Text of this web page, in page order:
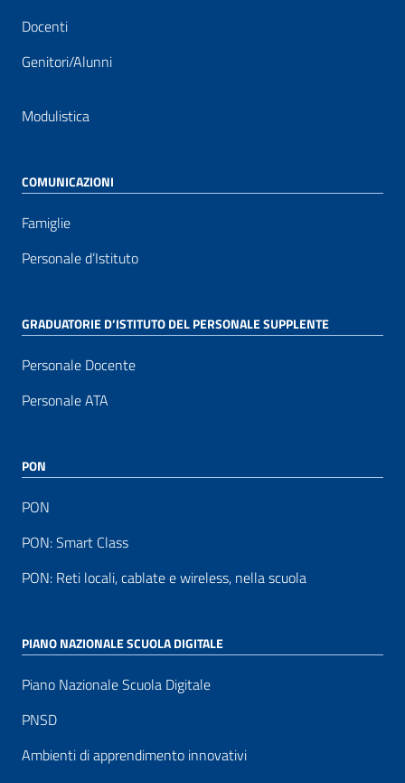
Docenti
Genitori/Alunni
Modulistica
COMUNICAZIONI
Famiglie
Personale d’Istituto
GRADUATORIE D’ISTITUTO DEL PERSONALE SUPPLENTE
Personale Docente
Personale ATA
PON
PON
PON: Smart Class
PON: Reti locali, cablate e wireless, nella scuola
PIANO NAZIONALE SCUOLA DIGITALE
Piano Nazionale Scuola Digitale
PNSD
Ambienti di apprendimento innovativi